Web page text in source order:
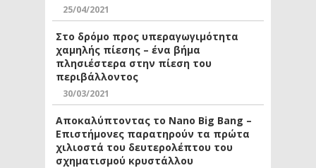
25/04/2021
Στο δρόμο προς υπεραγωγιμότητα
χαμηλής πίεσης – ένα βήμα
πλησιέστερα στην πίεση του
περιβάλλοντος
30/03/2021
Αποκαλύπτοντας το Nano Big Bang –
Επιστήμονες παρατηρούν τα πρώτα
χιλιοστά του δευτερολέπτου του
σχηματισμού κρυστάλλου